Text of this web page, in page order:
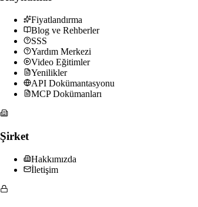
Fiyatlandırma
Blog ve Rehberler
SSS
Yardım Merkezi
Video Eğitimler
Yenilikler
API Dokümantasyonu
MCP Dokümanları
Şirket
Hakkımızda
İletişim